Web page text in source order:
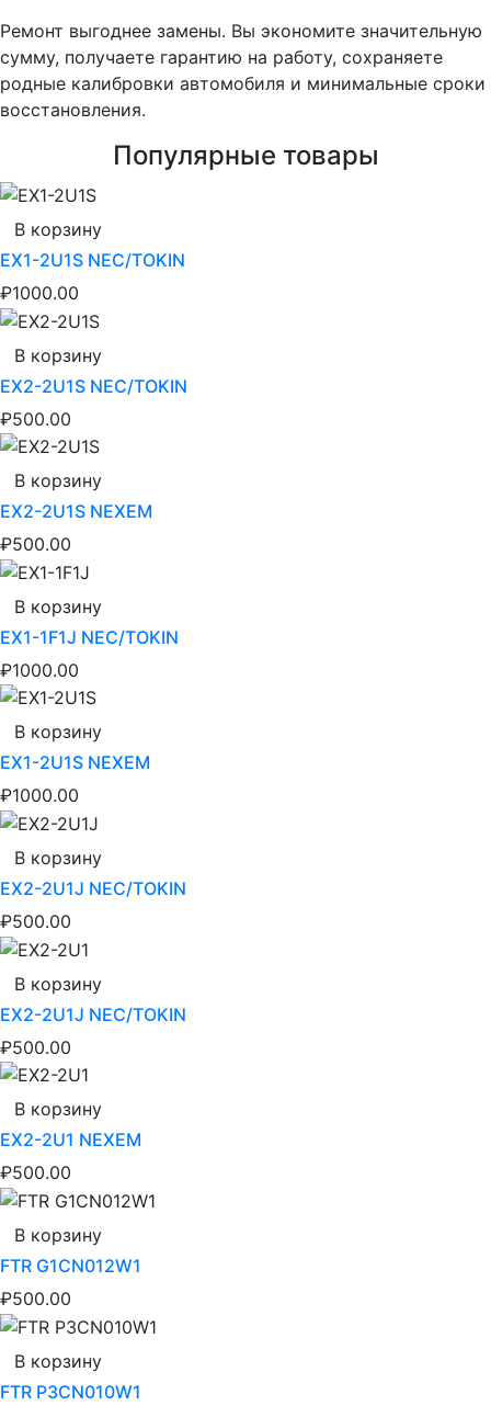
Ремонт выгоднее замены. Вы экономите значительную
сумму, получаете гарантию на работу, сохраняете
родные калибровки автомобиля и минимальные сроки
восстановления.
Популярные товары
В корзину
EX1-2U1S NEC/TOKIN
₽1000.00
В корзину
EX2-2U1S NEC/TOKIN
₽500.00
В корзину
EX2-2U1S NEXEM
₽500.00
В корзину
EX1-1F1J NEC/TOKIN
₽1000.00
В корзину
EX1-2U1S NEXEM
₽1000.00
В корзину
EX2-2U1J NEC/TOKIN
₽500.00
В корзину
EX2-2U1J NEC/TOKIN
₽500.00
В корзину
EX2-2U1 NEXEM
₽500.00
В корзину
FTR G1CN012W1
₽500.00
В корзину
FTR P3CN010W1